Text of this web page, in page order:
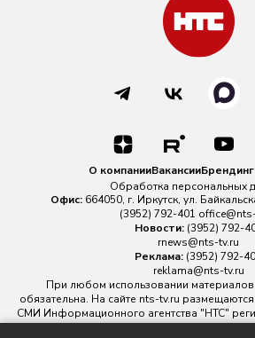
О компанииВакансииБрендинг
Обработка персональных
Офис: 664050, г. Иркутск, ул.
(3952) 792-401
Новости: (3952) 792-
rnews@nts-tv.ru
Реклама: (3952) 792-
reklama@nts-tv.ru
При любом использовании материалов
обязательна. На сайте nts-tv.ru
СМИ Информационного агентства "НТС"
№ ФС 77 - 88763 зарегистрировано